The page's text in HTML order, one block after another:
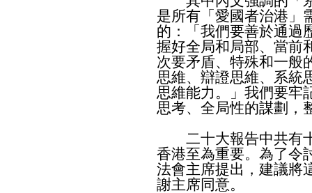
是所有「愛國者治港」
的：「我們要善於通過
握好全局和局部、當前
次要矛盾、特殊和一般
思維、辯證思維、系統
思維能力。」我們要牢
思考、全局性的謀劃，
二十大報告中共有十
香港至為重要。為了令
法會主席提出，建議將
謝主席同意。